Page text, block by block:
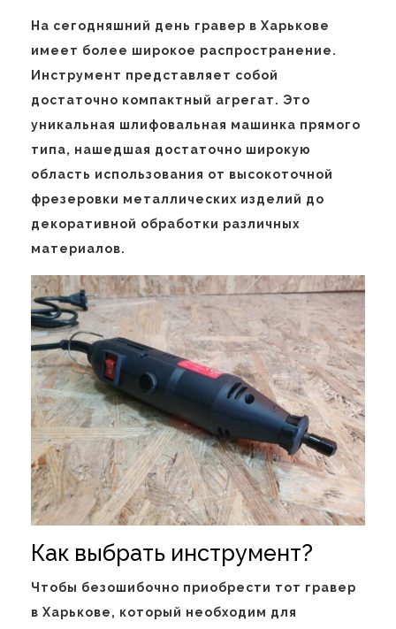
На сегодняшний день гравер в Харькове
имеет более широкое распространение.
Инструмент представляет собой
достаточно компактный агрегат. Это
уникальная шлифовальная машинка прямого
типа, нашедшая достаточно широкую
область использования от высокоточной
фрезеровки металлических изделий до
декоративной обработки различных
материалов.
Как выбрать инструмент?
Чтобы безошибочно приобрести тот гравер
в Харькове, который необходим для